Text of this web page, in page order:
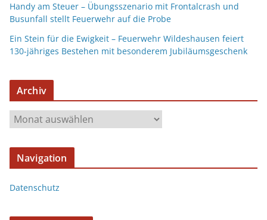
Handy am Steuer – Übungsszenario mit Frontalcrash und
Busunfall stellt Feuerwehr auf die Probe
Ein Stein für die Ewigkeit – Feuerwehr Wildeshausen feiert
130-jähriges Bestehen mit besonderem Jubiläumsgeschenk
Archiv
Navigation
Datenschutz